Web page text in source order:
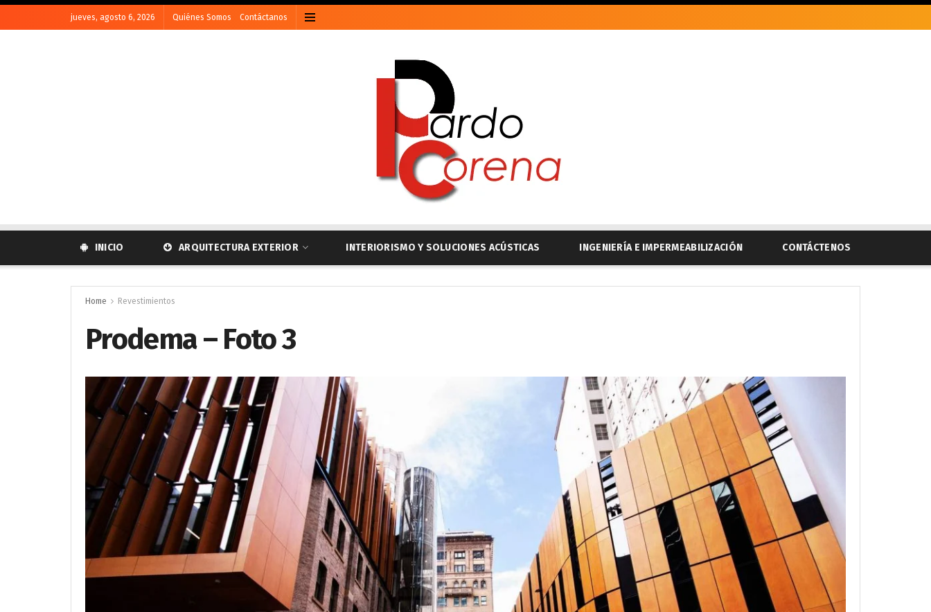
jueves, agosto 6, 2026 Quiénes Somos Contáctanos
INICIO ARQUITECTURA EXTERIOR INTERIORISMO Y SOLUCIONES ACÚSTICAS INGENIERÍA E IMPERMEABILIZACIÓN CONTÁCTENOS
Home Revestimientos
Prodema – Foto 3